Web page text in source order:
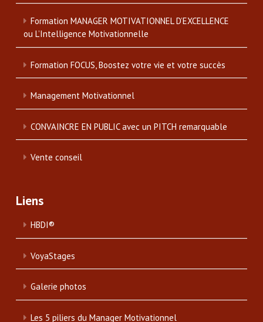
Formation MANAGER MOTIVATIONNEL D’EXCELLENCE
ou L’Intelligence Motivationnelle
Formation FOCUS, Boostez votre vie et votre succès
Management Motivationnel
CONVAINCRE EN PUBLIC avec un PITCH remarquable
Vente conseil
Liens
HBDI®
VoyaStages
Galerie photos
Les 5 piliers du Manager Motivationnel